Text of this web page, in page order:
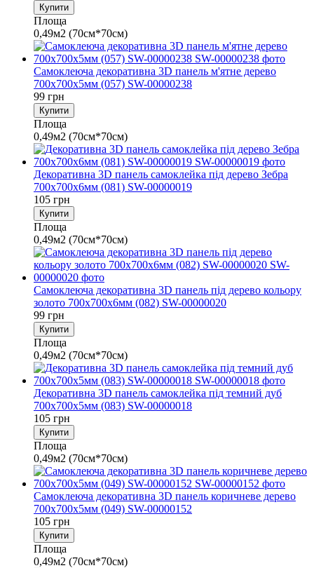
Купити
Площа
0,49м2 (70см*70см)
Самоклеюча декоративна 3D панель м'ятне дерево
700x700x5мм (057) SW-00000238
99 грн
Купити
Площа
0,49м2 (70см*70см)
Декоративна 3D панель самоклейка під дерево Зебра
700х700х6мм (081) SW-00000019
105 грн
Купити
Площа
0,49м2 (70см*70см)
Самоклеюча декоративна 3D панель під дерево кольору
золото 700х700х6мм (082) SW-00000020
99 грн
Купити
Площа
0,49м2 (70см*70см)
Декоративна 3D панель самоклейка під темний дуб
700х700х5мм (083) SW-00000018
105 грн
Купити
Площа
0,49м2 (70см*70см)
Самоклеюча декоративна 3D панель коричневе дерево
700x700x5мм (049) SW-00000152
105 грн
Купити
Площа
0,49м2 (70см*70см)